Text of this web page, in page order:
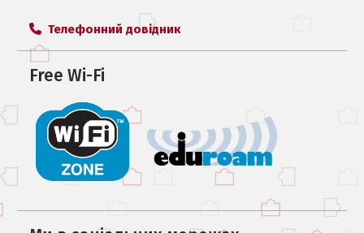
Телефонний довідник
Free Wi-Fi